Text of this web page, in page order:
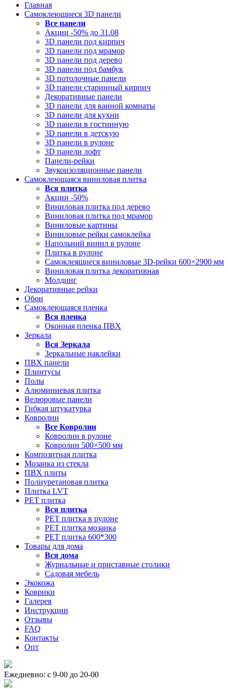
Главная
Самоклеющиеся 3D панели
Все панели
Акции -50% до 31.08
3D панели под кирпич
3D панели под мрамор
3D панели под дерево
3D панели под бамбук
3D потолочные панели
3D панели старинный кирпич
Декоративные панели
3D панели для ванной комнаты
3D панели для кухни
3D панели в гостинную
3D панели в детскую
3D панели в рулоне
3D панели лофт
Панели-рейки
Звукоизоляционные панели
Самоклеющаяся виниловая плитка
Вся плитка
Акции -50%
Виниловая плитка под дерево
Виниловая плитка под мрамор
Виниловые картины
Виниловые рейки самоклейка
Напольний винил в рулоне
Плитка в рулоне
Самоклеящиеся виниловые 3D‑рейки 600×2900 мм
Виниловая плитка декоративная
Молдинг
Декоративные рейки
Обои
Самоклеющаяся пленка
Вся пленка
Оконная пленка ПВХ
Зеркала
Вся Зеркала
Зеркальные наклейки
ПВХ панели
Плинтусы
Полы
Алюминиевая плитка
Велюровые панели
Гибкая штукатурка
Ковролин
Все Ковролин
Ковролин в рулоне
Ковролин 500×500 мм
Композитная плитка
Мозаика из стекла
ПВХ плиты
Полиуретановая плитка
Плитка LVT
РЕТ плитка
Вся плитка
РЕТ плитка в рулоне
РЕТ плитка мозаика
РЕТ плитка 600*300
Товары для дома
Вся дома
Журнальные и приставные столики
Садовая мебель
Экокожа
Коврики
Галерея
Инструкции
Отзывы
FAQ
Контакты
Опт
Ежедневно: с 9-00 до 20-00